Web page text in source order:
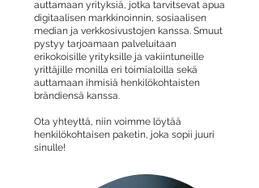
auttamaan yrityksiä, jotka tarvitsevat apua
digitaalisen markkinoinnin, sosiaalisen
median ja verkkosivustojen kanssa. Smuut
pystyy tarjoamaan palveluitaan
erikokoisille yrityksille ja vakiintuneille
yrittäjille monilla eri toimialoilla sekä
auttamaan ihmisiä henkilökohtaisten
brändiensä kanssa.
Ota yhteyttä, niin voimme löytää
henkilökohtaisen paketin, joka sopii juuri
sinulle!